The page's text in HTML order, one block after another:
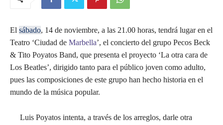
El sábado, 14 de noviembre, a las 21.00 horas, tendrá lugar en el
Teatro ‘Ciudad de Marbella’, el concierto del grupo Pecos Beck
& Tito Poyatos Band, que presenta el proyecto ‘La otra cara de
Los Beatles’, dirigido tanto para el público joven como adulto,
pues las composiciones de este grupo han hecho historia en el
mundo de la música popular.
Luis Poyatos intenta, a través de los arreglos, darle otra